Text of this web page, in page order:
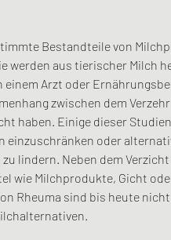
Bestandteile von
werden aus tierischer Milch
einem Arzt oder
zwischen dem
haben. Einige dieser
einzuschränken oder
lindern. Neben dem
wie Milchprodukte, Gicht
Rheuma sind bis heute